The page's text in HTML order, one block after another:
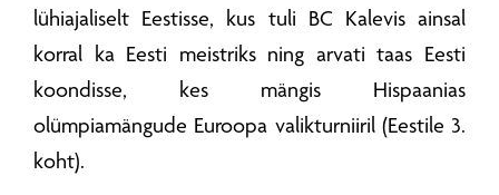
lühiajaliselt Eestisse, kus tuli BC Kalevis ainsal
korral ka Eesti meistriks ning arvati taas Eesti
koondisse, kes mängis Hispaanias
olümpiamängude Euroopa valikturniiril (Eestile 3.
koht).